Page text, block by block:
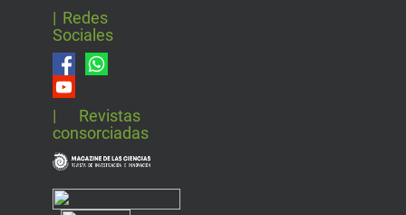
| Redes
Sociales
| Revistas
consorciadas